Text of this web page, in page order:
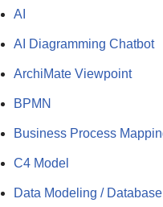
AI
AI Diagramming Chatbot
ArchiMate Viewpoint
BPMN
Business Process
C4 Model
Data Modeling / Database